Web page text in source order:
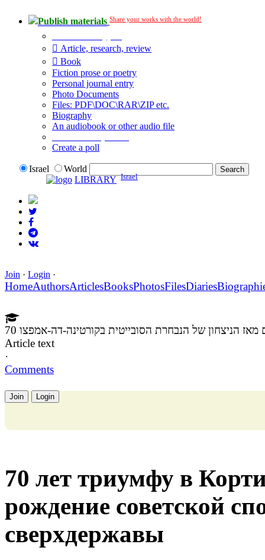
Publish materials Share your works with the world!
Article, research, review
Book
Fiction prose or poetry
Personal journal entry
Photo Documents
Files: PDF\DOC\RAR\ZIP etc.
Biography
An audiobook or other audio file
Create a poll
Israel
World
LIBRARY Israel
Join · Login ·
HomeAuthorsArticlesBooksPhotosFilesDiaries
מאז הניצחון של הנבחרת הסובייטית בקורטינה-דה-אמפצו
Article text
·
Comments
Join Login
70 лет триумфу в
рождение советской
сверхдержавы